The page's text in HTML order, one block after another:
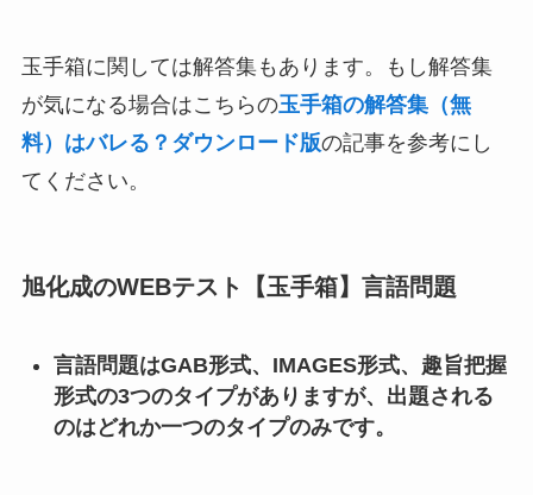
玉手箱に関しては解答集もあります。もし解答集
が気になる場合はこちらの玉手箱の解答集（無
料）はバレる？ダウンロード版の記事を参考にし
てください。
旭化成のWEBテスト【玉手箱】言語問題
言語問題はGAB形式、IMAGES形式、趣旨把握
形式の3つのタイプがありますが、出題される
のはどれか一つのタイプのみです。